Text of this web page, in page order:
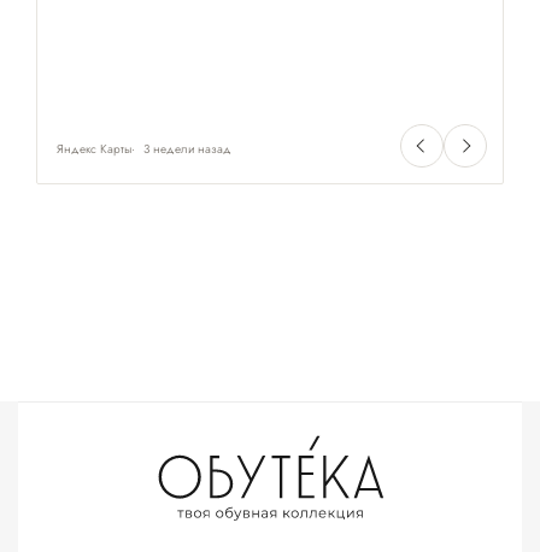
Яндекс Карты 3 недели назад